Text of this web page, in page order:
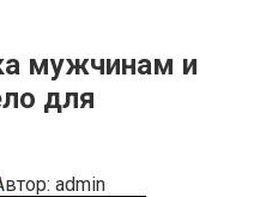
мужчинам и
для
admin